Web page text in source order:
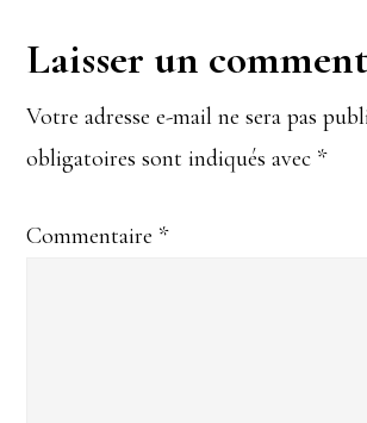
Laisser un
Votre adresse e-mail ne sera pas
obligatoires sont indiqués avec *
Commentaire *